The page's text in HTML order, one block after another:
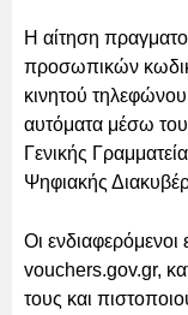
Η αίτηση
προσωπικών
κινητού τηλεφώνου
αυτόματα μέσω του
Γενικής
Ψηφιακής
Οι
vouchers.gov.gr,
τους και